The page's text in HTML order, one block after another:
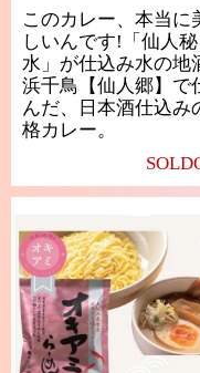
このカレー、本当に
しいんです!「仙人秘
水」が仕込み水の地
浜千鳥【仙人郷】で
んだ、日本酒仕込み
格カレー。